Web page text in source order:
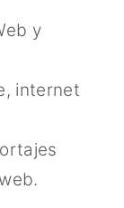
y
internet